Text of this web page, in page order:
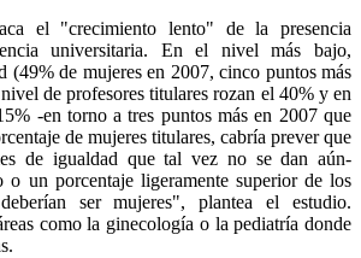
el "crecimiento lento" de la presencia
universitaria. En el nivel más bajo,
(49% de mujeres en 2007, cinco puntos más
de profesores titulares rozan el 40% y en
-en torno a tres puntos más en 2007 que
de mujeres titulares, cabría prever que
de igualdad que tal vez no se dan aún-
o un porcentaje ligeramente superior de los
ser mujeres", plantea el estudio.
como la ginecología o la pediatría donde